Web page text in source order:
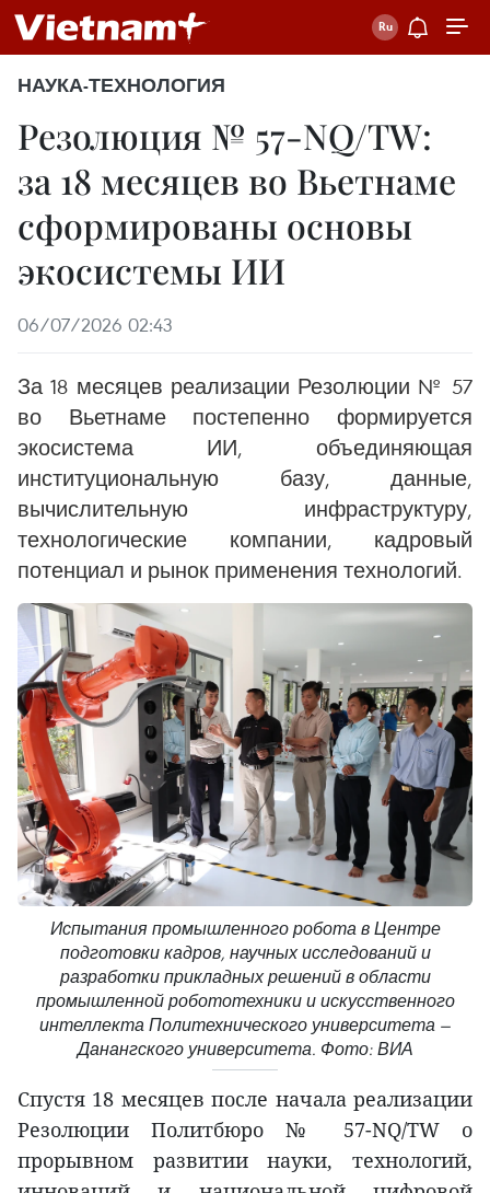
НАУКА-ТЕХНОЛОГИЯ
Резолюция № 57-NQ/TW:
за 18 месяцев во Вьетнаме
сформированы основы
экосистемы ИИ
06/07/2026 02:43
За 18 месяцев реализации Резолюции № 57
во Вьетнаме постепенно формируется
экосистема ИИ, объединяющая
институциональную базу, данные,
вычислительную инфраструктуру,
технологические компании, кадровый
потенциал и рынок применения технологий.
Испытания промышленного робота в Центре
подготовки кадров, научных исследований и
разработки прикладных решений в области
промышленной робототехники и искусственного
интеллекта Политехнического университета —
Данангского университета. Фото: ВИА
Спустя 18 месяцев после начала реализации
Резолюции Политбюро № 57-NQ/TW о
прорывном развитии науки, технологий,